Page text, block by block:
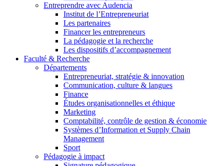
Entreprendre avec Audencia
Institut de l’Entrepreneuriat
Les partenaires
Financer les entrepreneurs
La pédagogie et la recherche
Les dispositifs d’accompagnement
Faculté & Recherche
Départements
Entrepreneuriat, stratégie & innovation
Communication, culture & langues
Finance
Études organisationnelles et éthique
Marketing
Comptabilité, contrôle de gestion & économie
Systèmes d’Information et Supply Chain
Management
Sport
Pédagogie à impact